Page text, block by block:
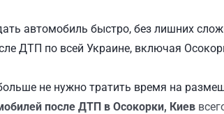
автомобиль быстро, без лишних
ДТП по всей Украине, включая
не нужно тратить время на
после ДТП в Осокорки, Киев